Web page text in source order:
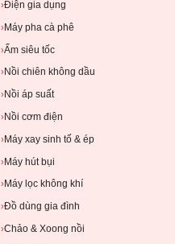
›Điện gia dụng
›Máy pha cà phê
›Ấm siêu tốc
› Nồi chiên không dầu
› Nồi áp suất
› Nồi cơm điện
›Máy xay sinh tố & ép
›Máy hút bụi
› Máy lọc không khí
›Đồ dùng gia đình
›Chảo & Xoong nồi